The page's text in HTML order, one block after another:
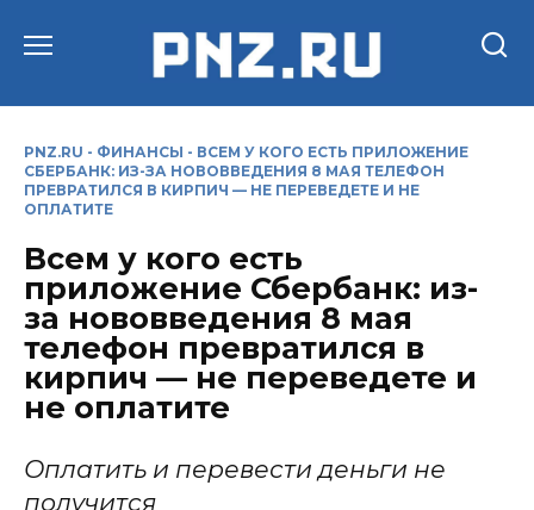
PNZ.RU - ФИНАНСЫ - ВСЕМ У КОГО ЕСТЬ ПРИЛОЖЕНИЕ
СБЕРБАНК: ИЗ-ЗА НОВОВВЕДЕНИЯ 8 МАЯ ТЕЛЕФОН
ПРЕВРАТИЛСЯ В КИРПИЧ — НЕ ПЕРЕВЕДЕТЕ И НЕ
ОПЛАТИТЕ
Всем у кого есть
приложение Сбербанк: из-
за нововведения 8 мая
телефон превратился в
кирпич — не переведете и
не оплатите
Оплатить и перевести деньги не
получится